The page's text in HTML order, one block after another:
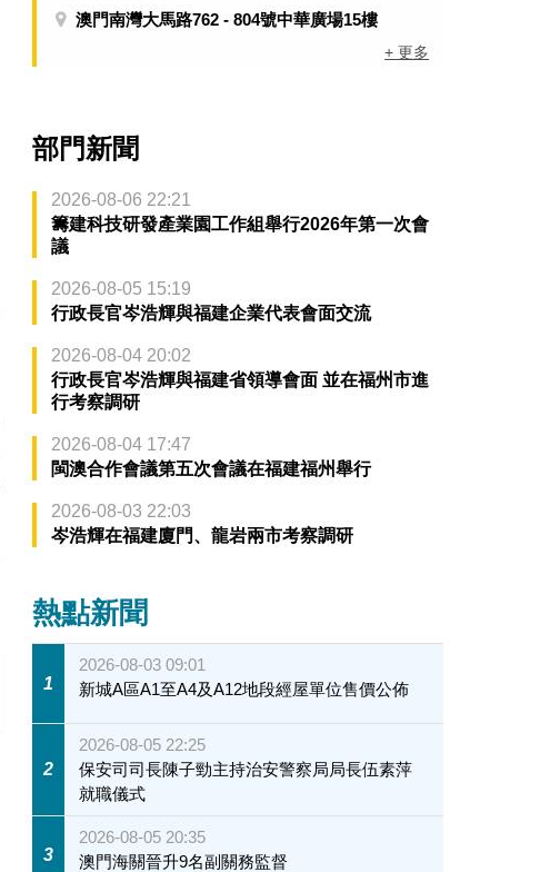
澳門南灣大馬路762 - 804號中華廣場15樓
+ 更多
部門新聞
2026-08-06 22:21
籌建科技研發產業園工作組舉行2026年第一次會
議
2026-08-05 15:19
行政長官岑浩輝與福建企業代表會面交流
2026-08-04 20:02
行政長官岑浩輝與福建省領導會面 並在福州市進
行考察調研
2026-08-04 17:47
閩澳合作會議第五次會議在福建福州舉行
2026-08-03 22:03
岑浩輝在福建廈門、龍岩兩市考察調研
熱點新聞
1
2026-08-03 09:01
新城A區A1至A4及A12地段經屋單位售價公佈
2
2026-08-05 22:25
保安司司長陳子勁主持治安警察局局長伍素萍
就職儀式
3
2026-08-05 20:35
澳門海關晉升9名副關務監督